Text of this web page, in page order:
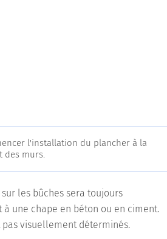
l'installation du plancher à la
des murs.
les bûches sera toujours
une chape en béton ou en ciment.
pas visuellement déterminés.